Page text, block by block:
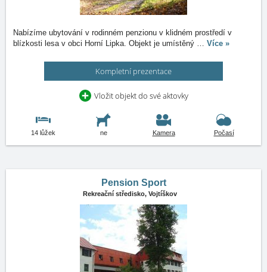
Nabízíme ubytování v rodinném penzionu v klidném prostředí v
blízkosti lesa v obci Horní Lipka. Objekt je umístěný … Více »
Kompletní prezentace
Vložit objekt do své aktovky
14 lůžek ne Kamera Počasí
Pension Sport
Rekreační středisko, Vojtíškov